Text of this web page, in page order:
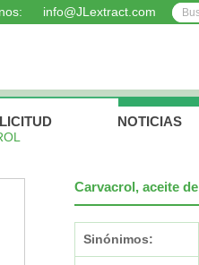
info@JLextract.com
NOTICIAS
Carvacrol, aceite
Sinónimos: